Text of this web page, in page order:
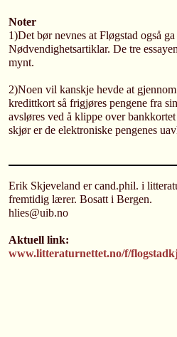
Noter
1)Det bør nevnes at Fløgstad også
Nødvendighetsartiklar. De tre
mynt.
2)Noen vil kanskje hevde at
kredittkort så frigjøres pengene fra
avsløres ved å klippe over
skjør er de elektroniske pengenes
Erik Skjeveland er cand.phil. i
fremtidig lærer. Bosatt i Bergen.
hlies@uib.no
Aktuell link:
www.litteraturnettet.no/f/